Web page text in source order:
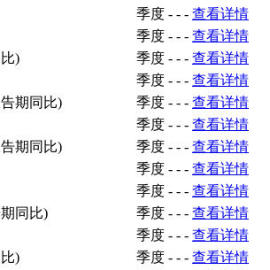
季度 - - - 查看详情
季度 - - - 查看详情
)
季度 - - - 查看详情
季度 - - - 查看详情
期同比)
季度 - - - 查看详情
季度 - - - 查看详情
期同比)
季度 - - - 查看详情
季度 - - - 查看详情
季度 - - - 查看详情
同比)
季度 - - - 查看详情
季度 - - - 查看详情
)
季度 - - - 查看详情